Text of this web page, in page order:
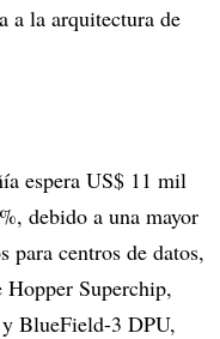
a la arquitectura de
espera US$ 11 mil
debido a una mayor
para centros de datos,
Superchip,
BlueField-3 DPU,